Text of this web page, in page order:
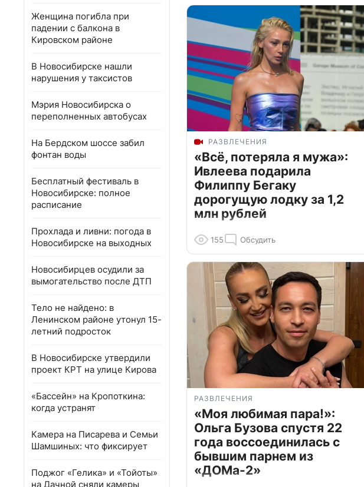
Женщина погибла при
падении с балкона в
Кировском районе
В Новосибирске нашли
нарушения у таксистов
Мэрия Новосибирска о
переполненных автобусах
На Бердском шоссе забил
фонтан воды
Бесплатный фестиваль в
Новосибирске: полное
расписание
Прохлада и ливни: погода в
Новосибирске на выходных
Новосибирцев осудили за
вымогательство после ДТП
Тело не найдено: в
Ленинском районе утонул 15-
летний подросток
В Новосибирске утвердили
проект КРТ на улице Кирова
«Бассейн» на Кропоткина:
когда устранят
Камера на Писарева и Семьи
Шамшиных: что фиксирует
Поджог «Гелика» и «Тойоты»
на Дачной сняли камеры
РАЗВЛЕЧЕНИЯ
«Всё, потеряла я мужа»:
Ивлеева подарила
Филиппу Бегаку
дорогущую лодку за 1,2
млн рублей
155 Обсудить
РАЗВЛЕЧЕНИЯ
«Моя любимая пара!»:
Ольга Бузова спустя 22
года воссоединилась с
бывшим парнем из
«ДОМа-2»